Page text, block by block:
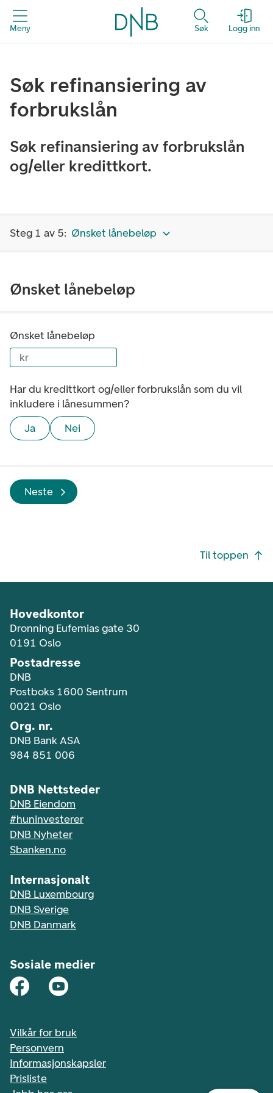
Meny Søk Logg inn
Søk refinansiering av
forbrukslån
Søk refinansiering av forbrukslån
og/eller kredittkort.
Steg 1 av 5: Ønsket lånebeløp
Ønsket lånebeløp
Ønsket lånebeløp
kr
Har du kredittkort og/eller forbrukslån som du vil
inkludere i lånesummen?
Ja
Nei
Neste
Til toppen
Hovedkontor
Dronning Eufemias gate 30
0191 Oslo
Postadresse
DNB
Postboks 1600 Sentrum
0021 Oslo
Org. nr.
DNB Bank ASA
984 851 006
DNB Nettsteder
DNB Eiendom
#huninvesterer
DNB Nyheter
Sbanken.no
Internasjonalt
DNB Luxembourg
DNB Sverige
DNB Danmark
Sosiale medier
Vilkår for bruk
Personvern
Informasjonskapsler
Prisliste